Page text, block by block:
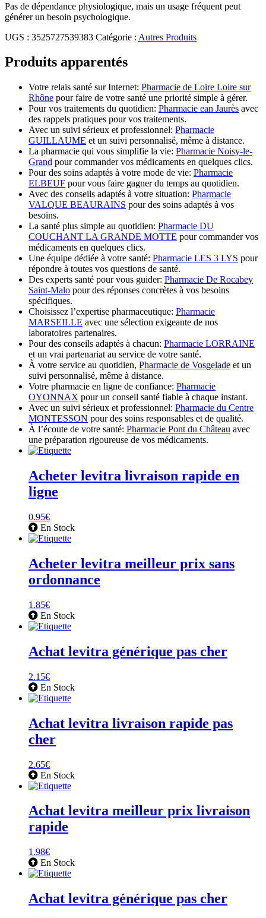
Pas de dépendance physiologique, mais un usage fréquent peut
générer un besoin psychologique.
UGS : 3525727539383 Catégorie : Autres Produits
Produits apparentés
Votre relais santé sur Internet: Pharmacie de Loire Loire sur
Rhône pour faire de votre santé une priorité simple à gérer.
Pour vos traitements du quotidien: Pharmacie ean Jaurès avec
des rappels pratiques pour vos traitements.
Avec un suivi sérieux et professionnel: Pharmacie
GUILLAUME et un suivi personnalisé, même à distance.
La pharmacie qui vous simplifie la vie: Pharmacie Noisy-le-
Grand pour commander vos médicaments en quelques clics.
Pour des soins adaptés à votre mode de vie: Pharmacie
ELBEUF pour vous faire gagner du temps au quotidien.
Avec des conseils adaptés à votre situation: Pharmacie
VALQUE BEAURAINS pour des soins adaptés à vos
besoins.
La santé plus simple au quotidien: Pharmacie DU
COUCHANT LA GRANDE MOTTE pour commander vos
médicaments en quelques clics.
Une équipe dédiée à votre santé: Pharmacie LES 3 LYS pour
répondre à toutes vos questions de santé.
Des experts santé pour vous guider: Pharmacie De Rocabey
Saint-Malo pour des réponses concrètes à vos besoins
spécifiques.
Choisissez l’expertise pharmaceutique: Pharmacie
MARSEILLE avec une sélection exigeante de nos
laboratoires partenaires.
Pour des conseils adaptés à chacun: Pharmacie LORRAINE
et un vrai partenariat au service de votre santé.
À votre service au quotidien, Pharmacie de Vosgelade et un
suivi personnalisé, même à distance.
Votre pharmacie en ligne de confiance: Pharmacie
OYONNAX pour un conseil santé fiable à chaque instant.
Avec un suivi sérieux et professionnel: Pharmacie du Centre
MONTESSON pour des soins responsables et de qualité.
À l’écoute de votre santé: Pharmacie Pont du Château avec
une préparation rigoureuse de vos médicaments.
Acheter levitra livraison rapide en
ligne
0.95€
En Stock
Acheter levitra meilleur prix sans
ordonnance
1.85€
En Stock
Achat levitra générique pas cher
2.15€
En Stock
Achat levitra livraison rapide pas
cher
2.65€
En Stock
Achat levitra meilleur prix livraison
rapide
1.98€
En Stock
Achat levitra générique pas cher